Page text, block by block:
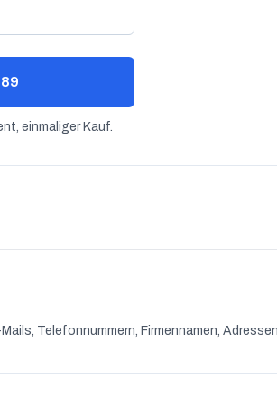
einmaliger Kauf.
Telefonnummern, Firmennamen,